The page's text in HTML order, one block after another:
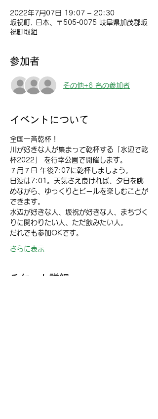
2022年7月07日 19:07 – 20:30
坂祝町, 日本、〒505-0075 岐阜県加茂郡坂
祝町取組
参加者
その他+6 名の参加者
イベントについて
全国一斉乾杯！
川が好きな人が集まって乾杯する「水辺で乾
杯2022」 を行幸公園で開催します。
７月７日 午後7:07に乾杯しましょう。
日没は7:01。天気さえ良ければ、夕日を眺
めながら、ゆっくりとビールを楽しむことが
できます。
水辺が好きな人、坂祝が好きな人、まちづく
りに関わりたい人、ただ飲みたい人。
だれでも参加OKです。
さらに表示
チケット詳細